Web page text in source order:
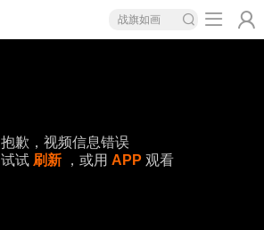
战旗如画
抱歉，视频信息错误
试试 刷新 ，或用 APP 观看